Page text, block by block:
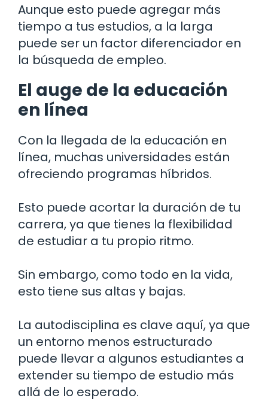
Aunque esto puede agregar más
tiempo a tus estudios, a la larga
puede ser un factor diferenciador en
la búsqueda de empleo.
El auge de la educación
en línea
Con la llegada de la educación en
línea, muchas universidades están
ofreciendo programas híbridos.
Esto puede acortar la duración de tu
carrera, ya que tienes la flexibilidad
de estudiar a tu propio ritmo.
Sin embargo, como todo en la vida,
esto tiene sus altas y bajas.
La autodisciplina es clave aquí, ya que
un entorno menos estructurado
puede llevar a algunos estudiantes a
extender su tiempo de estudio más
allá de lo esperado.